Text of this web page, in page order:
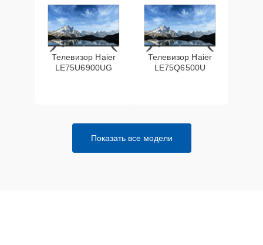
Телевизор Haier
LE75U6900UG
Телевизор Haier
LE75Q6500U
Показать все модели